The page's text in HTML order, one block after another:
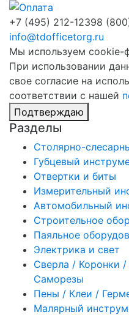
+7 (495) 212-12398
info@tdofficetorg.ru
Мы используем cookie-
При использовании
свое согласие на
соответствии с нашей
Подтверждаю
Разделы
Столярно-
Губцевый
Отвертки и биты
Измерительный
Автомобильный
Строительное
Паяльное
Электрика и свет
Сверла / Коронки
Саморезы
Пены / Клеи /
Малярный